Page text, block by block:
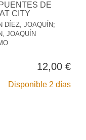
DE
CITY
DÍEZ, JOAQUÍN;
JOAQUÍN
12,00 €
Disponible 2 días